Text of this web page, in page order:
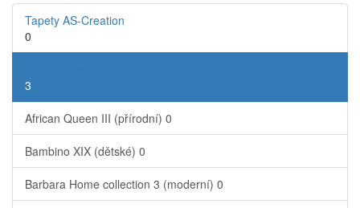
Tapety AS-Creation
0
3
African Queen III (přírodní) 0
Bambino XIX (dětské) 0
Barbara Home collection 3 (moderní) 0